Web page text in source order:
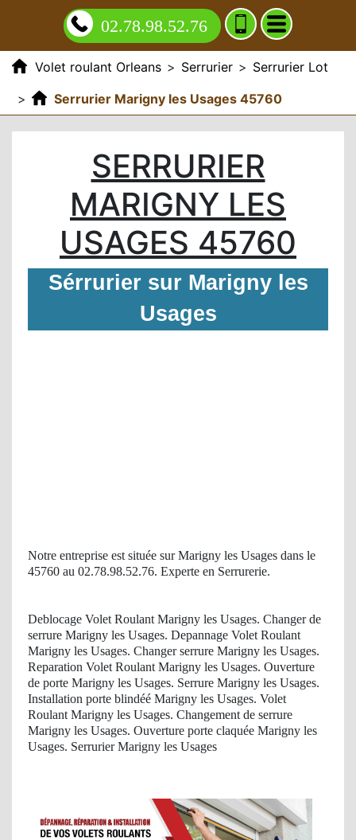
02.78.98.52.76
Volet roulant Orleans > Serrurier > Serrurier Lot
>
Serrurier Marigny les Usages 45760
SERRURIER
MARIGNY LES
USAGES 45760
Sérrurier sur Marigny les
Usages
Notre entreprise est située sur Marigny les Usages dans le
45760 au 02.78.98.52.76. Experte en Serrurerie.
Deblocage Volet Roulant Marigny les Usages. Changer de
serrure Marigny les Usages. Depannage Volet Roulant
Marigny les Usages. Changer serrure Marigny les Usages.
Reparation Volet Roulant Marigny les Usages. Ouverture
de porte Marigny les Usages. Serrure Marigny les Usages.
Installation porte blindéé Marigny les Usages. Volet
Roulant Marigny les Usages. Changement de serrure
Marigny les Usages. Ouverture porte claquée Marigny les
Usages. Serrurier Marigny les Usages